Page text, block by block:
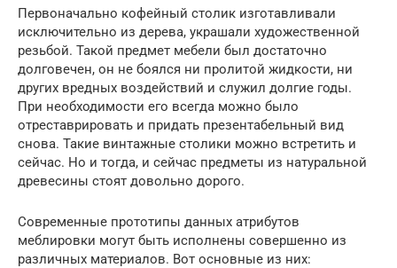
Первоначально кофейный столик изготавливали
исключительно из дерева, украшали художественной
резьбой. Такой предмет мебели был достаточно
долговечен, он не боялся ни пролитой жидкости, ни
других вредных воздействий и служил долгие годы.
При необходимости его всегда можно было
отреставрировать и придать презентабельный вид
снова. Такие винтажные столики можно встретить и
сейчас. Но и тогда, и сейчас предметы из натуральной
древесины стоят довольно дорого.
Современные прототипы данных атрибутов
меблировки могут быть исполнены совершенно из
различных материалов. Вот основные из них: